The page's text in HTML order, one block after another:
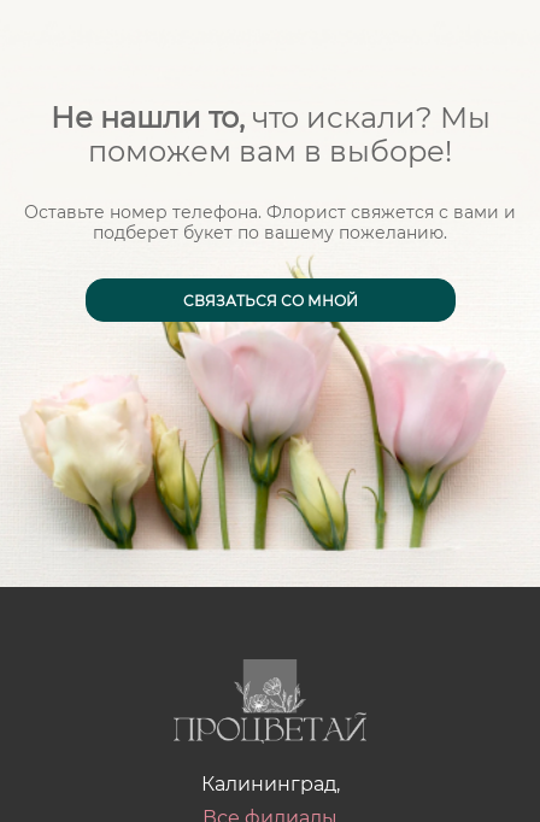
Не нашли то, что искали? Мы
поможем вам в выборе!
Оставьте номер телефона. Флорист свяжется с вами и
подберет букет по вашему пожеланию.
CВЯЗАТЬСЯ СО МНОЙ
Калининград,